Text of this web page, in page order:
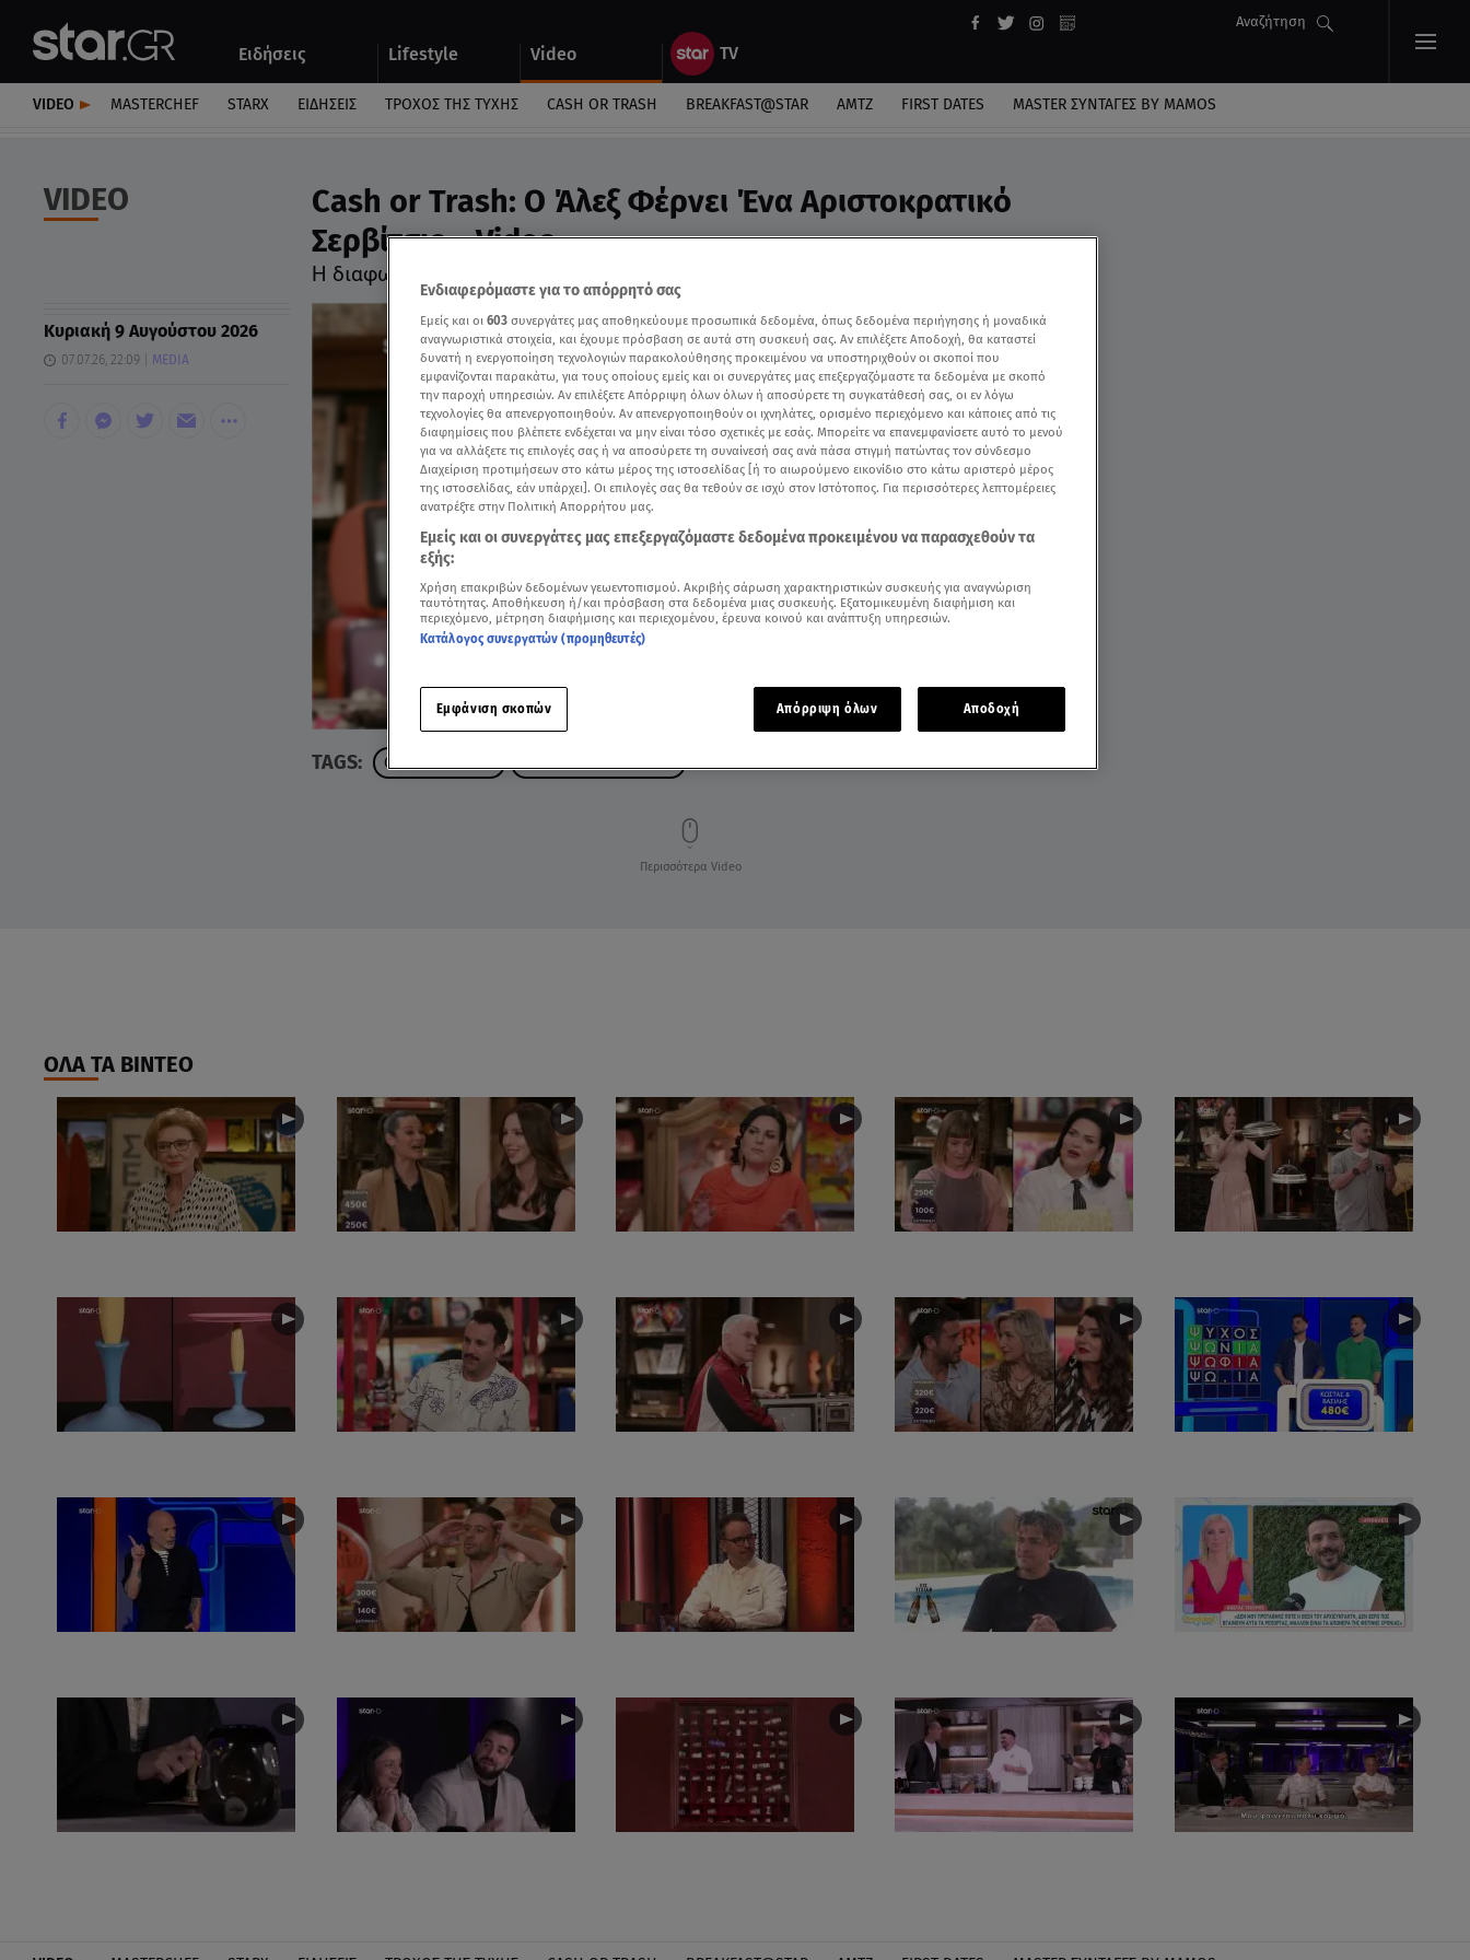
Ειδήσεις Lifestyle Video
Αναζήτηση
Αυτοκίνητο
VIDEO MASTERCHEF STARX ΕΙΔΉΣΕΙΣ ΤΡΟΧΌΣ ΤΗΣ ΤΎΧΗΣ CASH OR TRASH BREAKFAST@STAR ΑΜΤΖ FIRST DATES MASTER ΣΥΝΤΑΓΈΣ BY MAMOS
VIDEO
Cash or Trash: Ο Άλεξ Φέρνει Ένα Αριστοκρατικό
Σερβίτσιο - Video
Η διαφωνία του Θάνου Λούδου με τον Άλεξ
Κυριακή 9 Αυγούστου 2026
07.07.26, 22:09 MEDIA
TAGS: CASH OR TRASH
Περισσότερα Video
ΟΛΑ ΤΑ ΒΙΝΤΕΟ
Ενδιαφερόμαστε για το απόρρητό σας
Εμείς και οι 603 συνεργάτες μας αποθηκεύουμε προσωπικά δεδομένα, όπως δεδομένα περιήγησης ή μοναδικά
αναγνωριστικά στοιχεία, και έχουμε πρόσβαση σε αυτά στη συσκευή σας. Αν επιλέξετε Αποδοχή, θα καταστεί
δυνατή η ενεργοποίηση τεχνολογιών παρακολούθησης προκειμένου να υποστηριχθούν οι σκοποί που
εμφανίζονται παρακάτω, για τους οποίους εμείς και οι συνεργάτες μας επεξεργαζόμαστε τα δεδομένα με σκοπό
την παροχή υπηρεσιών. Αν επιλέξετε Απόρριψη όλων όλων ή αποσύρετε τη συγκατάθεσή σας, οι εν λόγω
τεχνολογίες θα απενεργοποιηθούν. Αν απενεργοποιηθούν οι ιχνηλάτες, ορισμένο περιεχόμενο και κάποιες από τις
διαφημίσεις που βλέπετε ενδέχεται να μην είναι τόσο σχετικές με εσάς. Μπορείτε να επανεμφανίσετε αυτό το μενού
για να αλλάξετε τις επιλογές σας ή να αποσύρετε τη συναίνεσή σας ανά πάσα στιγμή πατώντας τον σύνδεσμο
Διαχείριση προτιμήσεων στο κάτω μέρος της ιστοσελίδας [ή το αιωρούμενο εικονίδιο στο κάτω αριστερό μέρος
της ιστοσελίδας, εάν υπάρχει]. Οι επιλογές σας θα τεθούν σε ισχύ στον Ιστότοπος. Για περισσότερες λεπτομέρειες
ανατρέξτε στην Πολιτική Απορρήτου μας.
Εμείς και οι συνεργάτες μας επεξεργαζόμαστε δεδομένα προκειμένου να παρασχεθούν τα
εξής:
Χρήση επακριβών δεδομένων γεωεντοπισμού. Ακριβής σάρωση χαρακτηριστικών συσκευής για αναγνώριση
ταυτότητας. Αποθήκευση ή/και πρόσβαση στα δεδομένα μιας συσκευής. Εξατομικευμένη διαφήμιση και
περιεχόμενο, μέτρηση διαφήμισης και περιεχομένου, έρευνα κοινού και ανάπτυξη υπηρεσιών.
Κατάλογος συνεργατών (προμηθευτές)
Εμφάνιση σκοπών Απόρριψη όλων Αποδοχή